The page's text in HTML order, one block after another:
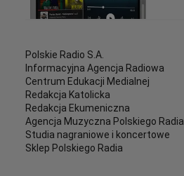
Polskie Radio S.A.
Informacyjna Agencja Radiowa
Centrum Edukacji Medialnej
Redakcja Katolicka
Redakcja Ekumeniczna
Agencja Muzyczna Polskiego Radia
Studia nagraniowe i koncertowe
Sklep Polskiego Radia